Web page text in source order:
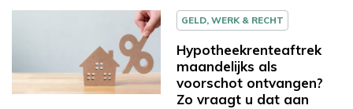
GELD, WERK & RECHT
Hypotheekrenteaftrek
maandelijks als
voorschot ontvangen?
Zo vraagt u dat aan